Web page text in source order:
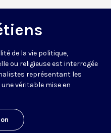
de la vie politique,
ou religieuse est interrogée
représentant les
véritable mise en